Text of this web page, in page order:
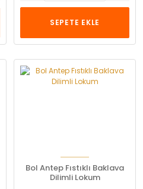
SEPETE EKLE
Bol Antep Fıstıklı Baklava
Dilimli Lokum